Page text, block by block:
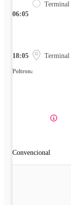
06:05
18:05 Terminal
Poltrona
Convencional